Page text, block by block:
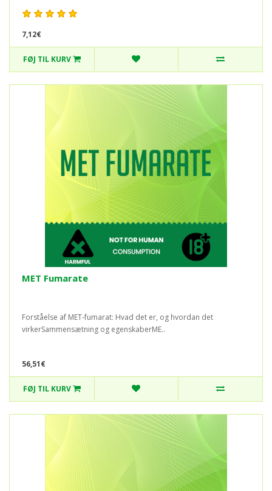
7,12€
FØJ TIL KURV
MET Fumarate
Forståelse af MET-fumarat: Hvad det er, og hvordan det
virkerSammensætning og egenskaberME..
56,51€
FØJ TIL KURV